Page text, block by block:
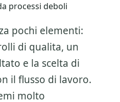
processi deboli
pochi elementi:
di qualita, un
e la scelta di
il flusso di lavoro.
molto